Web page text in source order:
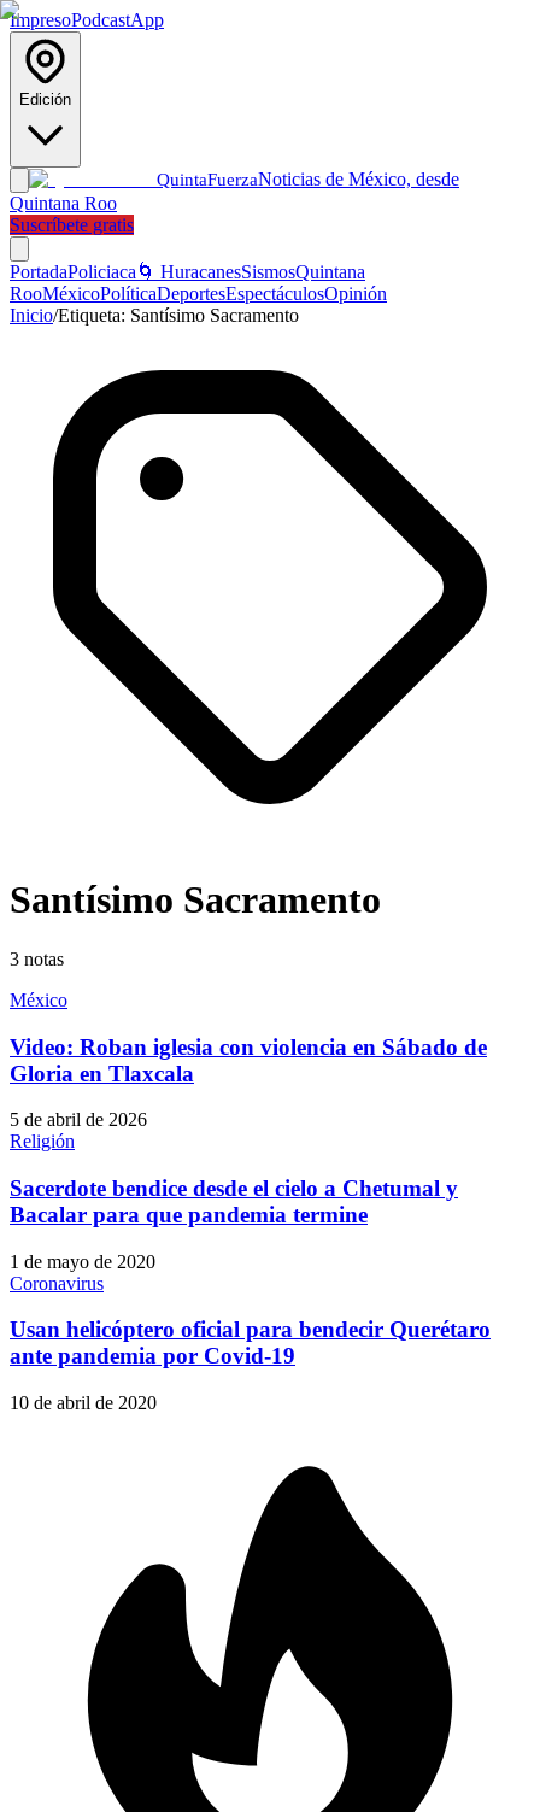
ImpresoPodcastApp
Edición
QuintaFuerzaNoticias de México, desde
Quintana Roo
Suscríbete gratis
PortadaPoliciaca 🌀 HuracanesSismosQuintana
RooMéxicoPolíticaDeportesEspectáculosOpinión
Inicio/Etiqueta: Santísimo Sacramento
Santísimo Sacramento
3 notas
México
Video: Roban iglesia con violencia en Sábado de
Gloria en Tlaxcala
5 de abril de 2026
Religión
Sacerdote bendice desde el cielo a Chetumal y
Bacalar para que pandemia termine
1 de mayo de 2020
Coronavirus
Usan helicóptero oficial para bendecir Querétaro
ante pandemia por Covid-19
10 de abril de 2020